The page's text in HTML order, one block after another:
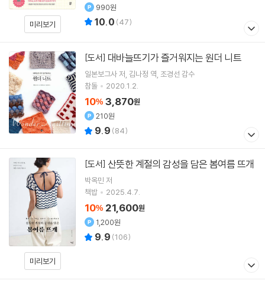
미리보기
990원
10.0 (47)
[도서] 대바늘뜨기가 즐거워지는 원더 니트
일본보그사저 김나정 역 조경선 감수
참돌
2020.1.2.
10% 3,870원
210원
9.9 (84)
미리보기
[도서] 산뜻한 계절의 감성을 담은 봄여름 뜨개
박옥민 저
책밥
2025.4.7.
10% 21,600원
1,200원
9.9 (106)